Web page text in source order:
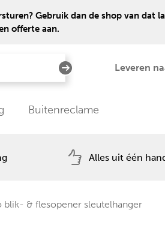
Gebruik dan de shop van dat
offerte aan.
Leveren
Buitenreclame
Alles uit één
blik- & flesopener sleutelhanger